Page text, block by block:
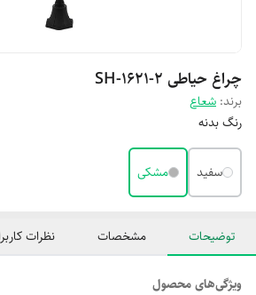
چراغ حیاطی SH-1621-2
برند: شعاع
رنگ بدنه
سفید مشکی
توضیحات مشخصات نظرات
ویژگی‌های محصول